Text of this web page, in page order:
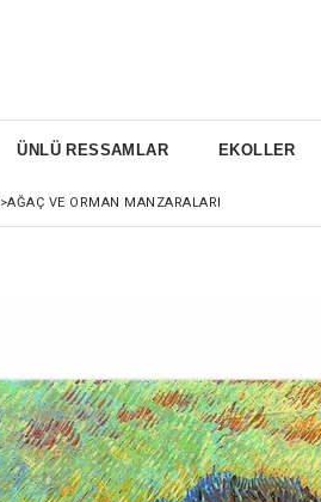
ÜNLÜ RESSAMLAR EKOLLER
>AĞAÇ VE ORMAN MANZARALARI